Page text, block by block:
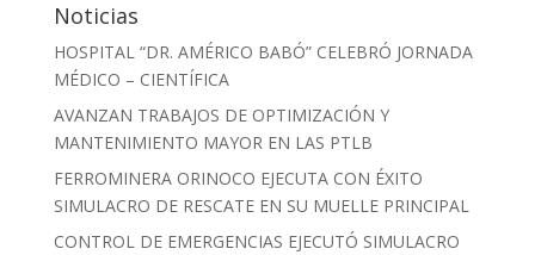
Noticias
HOSPITAL “DR. AMÉRICO BABÓ” CELEBRÓ JORNADA
MÉDICO – CIENTÍFICA
AVANZAN TRABAJOS DE OPTIMIZACIÓN Y
MANTENIMIENTO MAYOR EN LAS PTLB
FERROMINERA ORINOCO EJECUTA CON ÉXITO
SIMULACRO DE RESCATE EN SU MUELLE PRINCIPAL
CONTROL DE EMERGENCIAS EJECUTÓ SIMULACRO